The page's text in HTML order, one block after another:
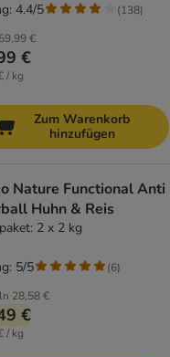
59,99 €
€
/ kg
4.4/5 (138)
Zum Warenkorb
hinzufügen
Nature Functional Anti
Huhn & Reis
2 x 2 kg
28,58 €
€
/ kg
5/5 (6)